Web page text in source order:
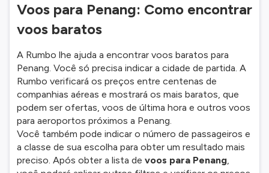
Voos para Penang: Como encontrar
voos baratos
A Rumbo lhe ajuda a encontrar voos baratos para
Penang. Você só precisa indicar a cidade de partida. A
Rumbo verificará os preços entre centenas de
companhias aéreas e mostrará os mais baratos, que
podem ser ofertas, voos de última hora e outros voos
para aeroportos próximos a Penang.
Você também pode indicar o número de passageiros e
a classe de sua escolha para obter um resultado mais
preciso. Após obter a lista de voos para Penang,